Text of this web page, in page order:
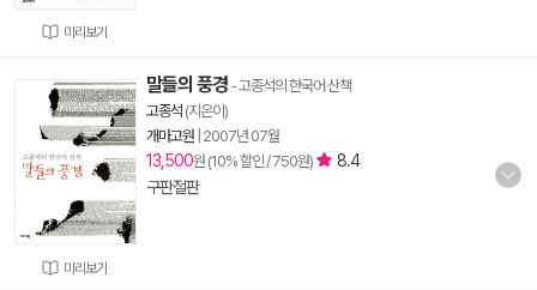
미리보기
미리보기
말들의 풍경 - 고종석의 한국어 산책
고종석 (지은이)
개마고원 2007년 07월
13,500원 (10% 할인 / 750원)
8.4
구판절판